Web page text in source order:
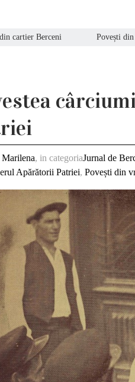
cartier Berceni Povești
Marilena, in categoriaJurnal de
Apărătorii Patriei,Povești din